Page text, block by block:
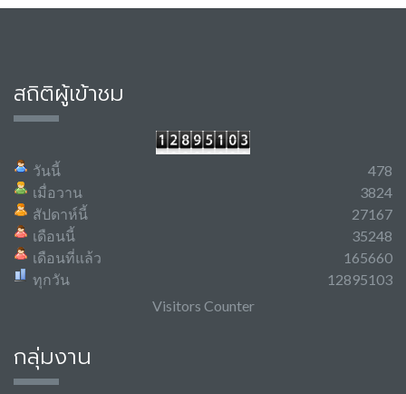
สถิติผู้เข้าชม
วันนี้
เมื่อวาน
สัปดาห์นี้
เดือนนี้
เดือนที่แล้ว
ทุกวัน
478
3824
27167
35248
165660
12895103
Visitors Counter
กลุ่มงาน